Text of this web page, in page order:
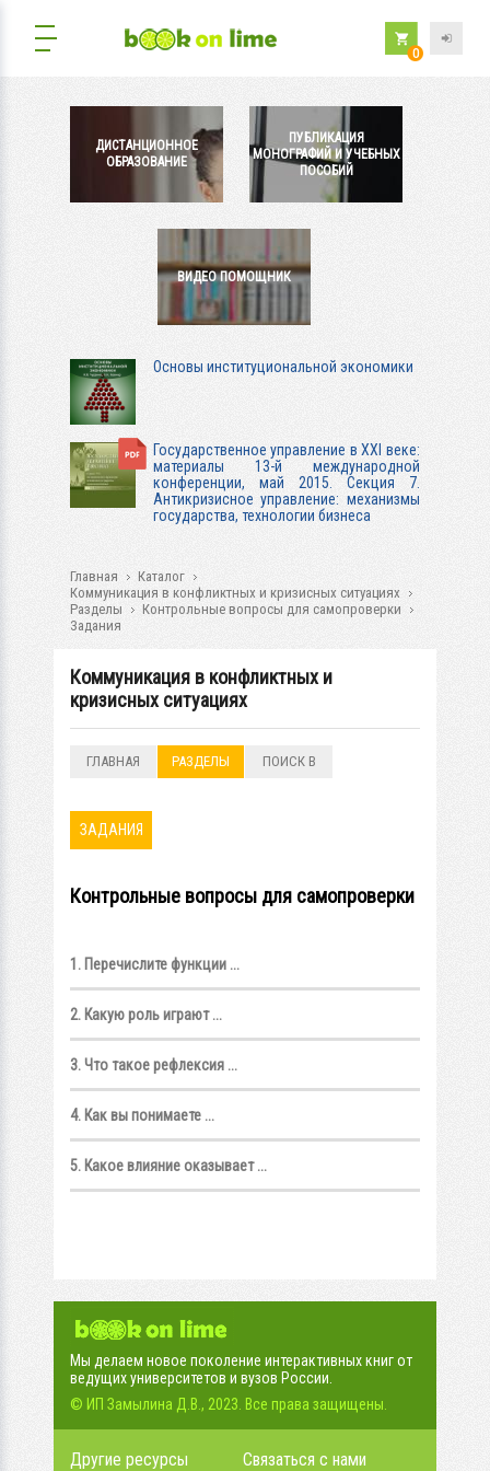
0
ДИСТАНЦИОННОЕ
ОБРАЗОВАНИЕ
ПУБЛИКАЦИЯ
МОНОГРАФИЙ И УЧЕБНЫХ
ПОСОБИЙ
ВИДЕО ПОМОЩНИК
Основы институциональной экономики
Государственное управление в XXI веке:
материалы 13-й международной
конференции, май 2015. Секция 7.
Антикризисное управление: механизмы
государства, технологии бизнеса
Главная
Каталог
Коммуникация в конфликтных и кризисных ситуациях
Разделы
Контрольные вопросы для самопроверки
Задания
Коммуникация в конфликтных и
кризисных ситуациях
ГЛАВНАЯ РАЗДЕЛЫ
ПОИСК В
ЗАДАНИЯ
Контрольные вопросы для самопроверки
1. Перечислите функции ...
2. Какую роль играют ...
3. Что такое рефлексия ...
4. Как вы понимаете ...
5. Какое влияние оказывает ...
Мы делаем новое поколение интерактивных книг от
ведущих университетов и вузов России.
© ИП Замылина Д.В., 2023. Все права защищены.
Другие ресурсы Связаться с нами